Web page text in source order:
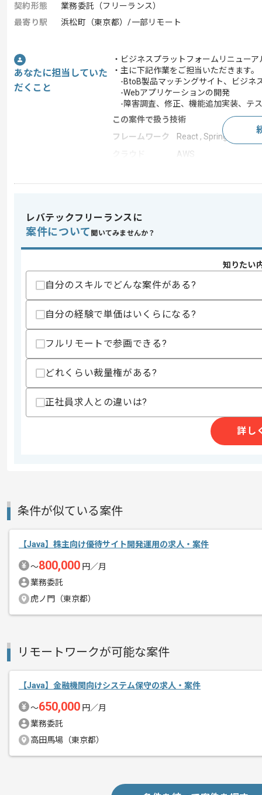
契約形態
業務委託（フリーランス）
最寄り駅
浜松町（東京都）/一部リモート
あなたに担当していた
だくこと
・ビジネスプラットフォームリニュー
・主に下記作業をご担当いただきます。
-BtoB製品マッチングサイト、ビジネ
-Webアプリケーションの開発
-障害調査、修正、機能追加実装、テ
この案件で扱う技術
フレームワーク
React , Spring Boot ,
AWS
求めるスキル
・Seesaa2を使用したWebシステム開発
・JavaとSpringBootを使用したWebシ
・不明な点を自分で調査し導入までの
・JPAやHibernateまたはS2DAOいずれ
歓迎スキル
・JPAパフォーマンスチューニング経験
・Java各種ライブラリの広い知見
・AWSの利用経験
・Elasticsearchの利用経験
・Next.jsの利用経験
上記に似た経験やスキルをお持ちであれば
精算・お支払い
精算基準時間
その他募集要項
エージェントからのコ
メント
Javaでの開発経験を活かすことができ
ご経験と実績に応じてスライド案件の
レバテックフリーランスに
案件について 聞いてみませんか？
知りたい
自分のスキルでどんな案件がある?
自分の経験で単価はいくらになる?
フルリモートで参画できる?
どれくらい裁量権がある?
正社員求人との違いは?
詳し
条件が似ている案件
【Java】株主向け優待サイト開発運用の求人・案件
〜800,000 円／月
業務委託
虎ノ門（東京都）
リモートワークが可能な案件
【Java】金融機関向けシステム保守の求人・案件
〜650,000 円／月
業務委託
高田馬場（東京都）